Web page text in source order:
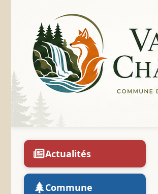
Actualités
Commune